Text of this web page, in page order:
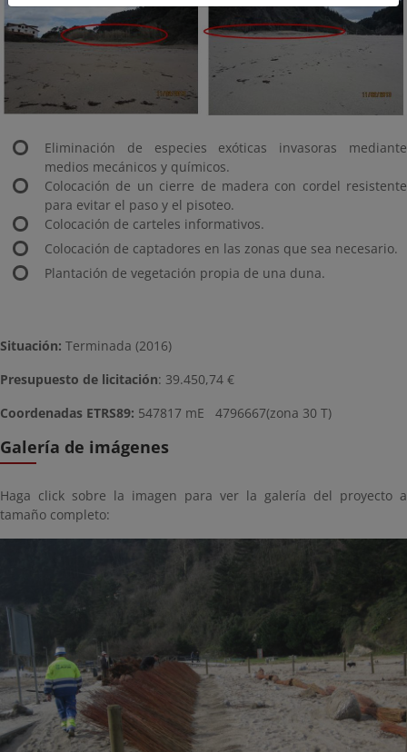
Eliminación de especies exóticas invasoras mediante
medios mecánicos y químicos.
Colocación de un cierre de madera con cordel resistente
para evitar el paso y el pisoteo.
Colocación de carteles informativos.
Colocación de captadores en las zonas que sea necesario.
Plantación de vegetación propia de una duna.
Situación: Terminada (2016)
Presupuesto de licitación: 39.450,74 €
Coordenadas ETRS89: 547817 mE 4796667(zona 30 T)
Galería de imágenes
Haga click sobre la imagen para ver la galería del proyecto a
tamaño completo: